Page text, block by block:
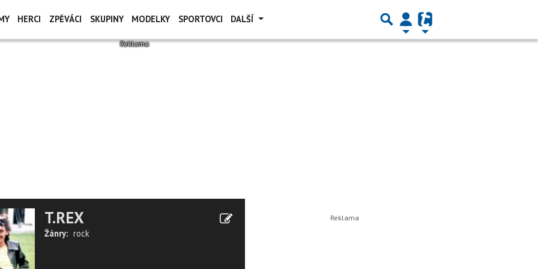
HERCI ZPĚVÁCI SKUPINY MODELKY SPORTOVCI DALŠÍ
T.REX
Žánry: rock